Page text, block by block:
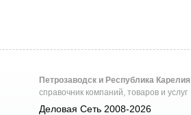
Петрозаводск и Республика Карелия
справочник компаний, товаров и услуг
Деловая Сеть 2008-2026